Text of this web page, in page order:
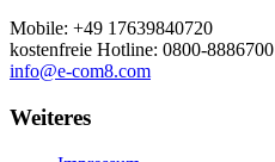
Mobile: +49 17639840720
kostenfreie Hotline: 0800-8886700
info@e-com8.com
Weiteres